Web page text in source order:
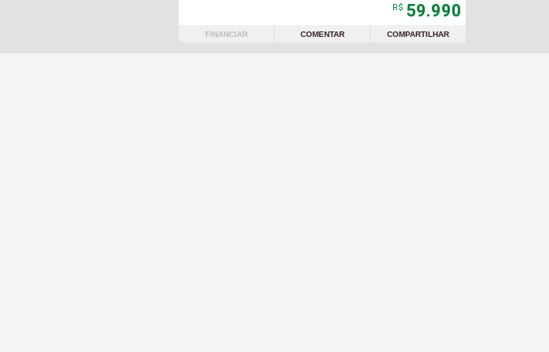
R$ 59.990
FINANCIAR COMENTAR COMPARTILHAR